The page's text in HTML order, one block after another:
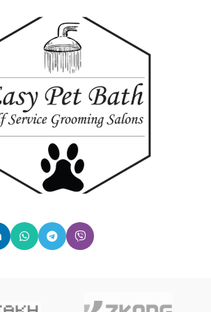
Easy Pet Bath
είναι Self Service κατάστμα για πλύσιμο
βάση χρσιμοποιόντας Epson iBOX και pos
αυτόματες συναλαγές χωρίς τν χρήση του
ταμία.